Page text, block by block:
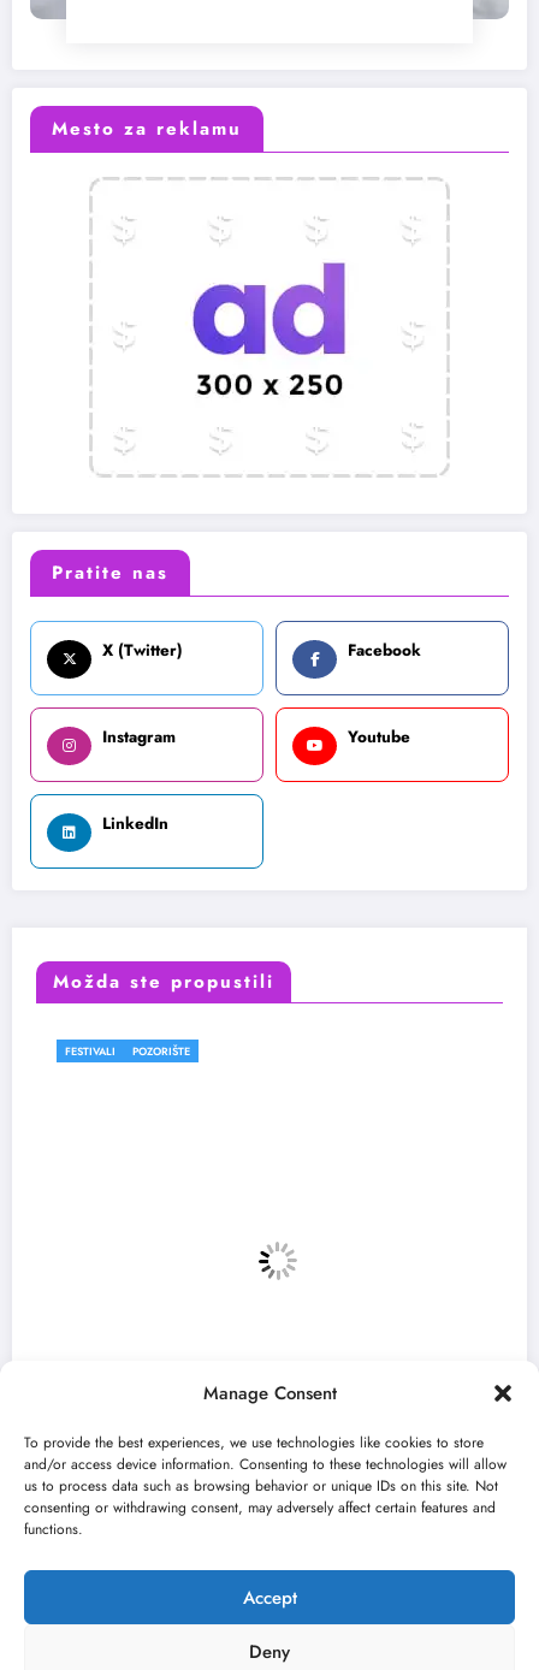
Manage Consent
To provide the best experiences, we use technologies like cookies to store
and/or access device information. Consenting to these technologies will allow
us to process data such as browsing behavior or unique IDs on this site. Not
consenting or withdrawing consent, may adversely affect certain features and
functions.
Accept
Deny
Mesto za reklamu
Pratite nas
X (Twitter) Facebook
Instagram Youtube
LinkedIn
Možda ste propustili
59. Bitef u